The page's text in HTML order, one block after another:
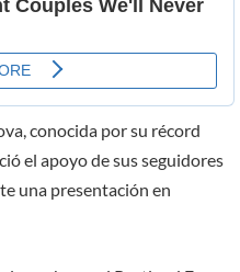
conocida por su récord
el apoyo de sus seguidores
una presentación en